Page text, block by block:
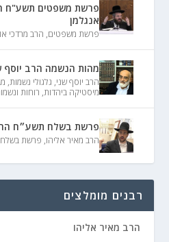
פרשת משפטים תשע"ח
אנגלמן
פרשת משפטים, הרב מרדכי
מהות הנשמה הרב יוסף
הרב יוסף שני, גלגולי נשמות,
מיסטיקה ביהדות, רוחות
פרשת בשלח תשע״ח
הרב מאיר אליהו, פרשת בשלח
רבנים מומלצים
הרב מאיר אליהו